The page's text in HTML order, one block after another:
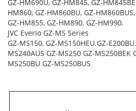
GZ-HM690U, GZ-HM845, GZ-
HM860, GZ-HM860BU, GZ-
GZ-HM855, GZ-HM890, GZ-HM990.
JVC Everio GZ-MS Series
GZ-MS150, GZ-MS150HEU.GZ-
MS240AUS GZ-MS250 GZ-MS250BEK
MS250BU GZ-MS250BUS